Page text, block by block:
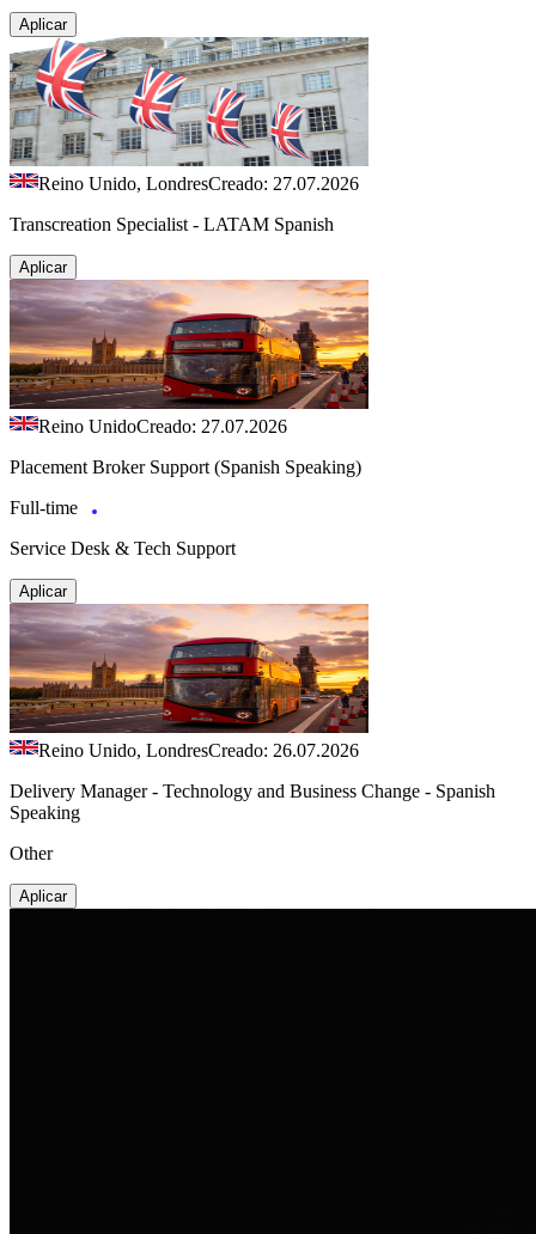
Aplicar
Reino Unido, LondresCreado: 27.07.2026
Transcreation Specialist - LATAM Spanish
Aplicar
Reino UnidoCreado: 27.07.2026
Placement Broker Support (Spanish Speaking)
Full-time
Service Desk & Tech Support
Aplicar
Reino Unido, LondresCreado: 26.07.2026
Delivery Manager - Technology and Business Change - Spanish
Speaking
Other
Aplicar